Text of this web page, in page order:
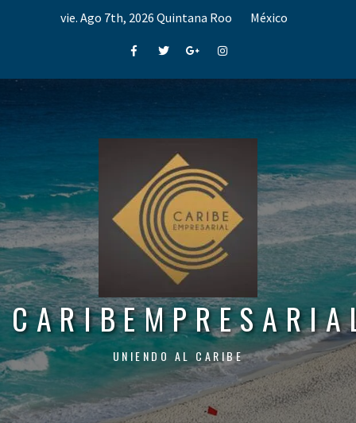
vie. Ago 7th, 2026 Quintana Roo México
FacebookTwitterGoogle+Instagram
UNIENDO AL CARIBE